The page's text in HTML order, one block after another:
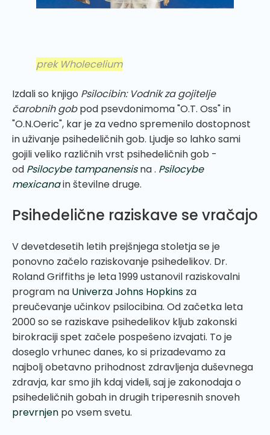
prek Wholecelium
Izdali so knjigo Psilocibin: Vodnik za gojitelje
čarobnih gobpod psevdonimoma "O.T. Oss" in
"O.N.Oeric", kar je za vedno spremenilo dostopnost
in uživanje psihedeličnih gob. Ljudje so lahko sami
gojili veliko različnih vrst psihedeličnih gob -
od Psilocybe tampanensisna . Psilocybe
mexicanain številne druge.
Psihedelične raziskave se vračajo
V devetdesetih letih prejšnjega stoletja se je
ponovno začelo raziskovanje psihedelikov. Dr.
Roland Griffiths je leta 1999 ustanovil raziskovalni
program na Univerza Johns Hopkins za
preučevanje učinkov psilocibina. Od začetka leta
2000 so se raziskave psihedelikov kljub zakonski
birokraciji spet začele pospešeno izvajati. To je
doseglo vrhunec danes, ko si prizadevamo za
najbolj obetavno prihodnost zdravljenja duševnega
zdravja, kar smo jih kdaj videli, saj je zakonodaja o
psihedeličnih gobah in drugih triperesnih snoveh
prevrnjen po vsem svetu.